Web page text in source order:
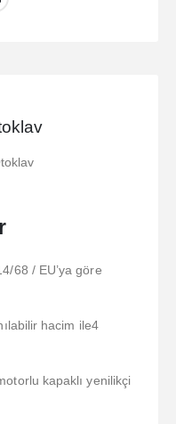
68 / EU’ya göre
hacim ile4
kapaklı yenilikçi